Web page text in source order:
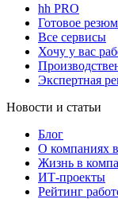
hh PRO
Готовое
Все сервисы
Хочу у вас
Экспертная
Новости и статьи
Блог
О компаниях
Жизнь в
ИТ-проекты
Рейтинг